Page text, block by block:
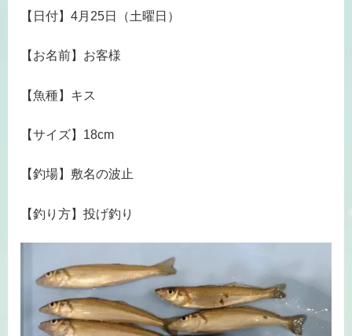
【日付】4月25日（土曜日）
【お名前】お客様
【魚種】キス
【サイズ】18cm
【釣場】敷名の波止
【釣り方】投げ釣り